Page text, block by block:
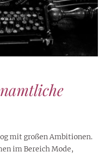
mit großen Ambitionen.
im Bereich Mode,